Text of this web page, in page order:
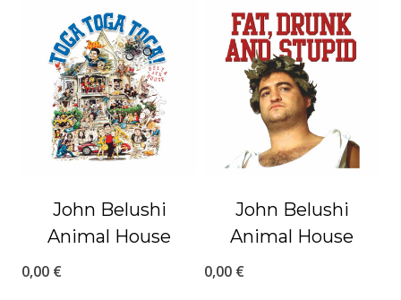
John Belushi
Animal House
0,00 €
John Belushi
Animal House
0,00 €